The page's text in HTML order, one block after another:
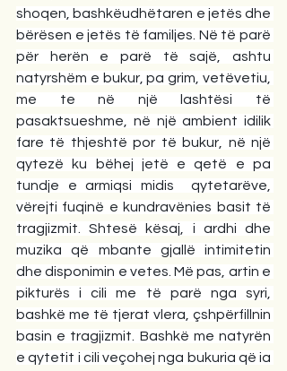
shoqen, bashkëudhëtaren e jetës dhe
bërësen e jetës të familjes. Në të parë
për herën e parë të sajë, ashtu
natyrshëm e bukur, pa grim, vetëvetiu,
me te në një lashtësi të
pasaktsueshme, në një ambient idilik
fare të thjeshtë por të bukur, në një
qytezë ku bëhej jetë e qetë e pa
tundje e armiqsi midis  qytetarëve,
vërejti fuqinë e kundravënies basit të
tragjizmit. Shtesë kësaj, i ardhi dhe
muzika që mbante gjallë intimitetin
dhe disponimin e vetes. Më pas, artin e
pikturës i cili me të parë nga syri,
bashkë me të tjerat vlera, çshpërfillnin
basin e tragjizmit. Bashkë me natyrën
e qytetit i cili veçohej nga bukuria që ia